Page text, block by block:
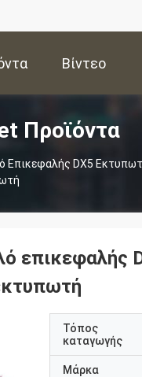
Βίντεο
Προϊόντα
Επικεφαλής DX5
Τόπος
καταγωγής
Μάρκα